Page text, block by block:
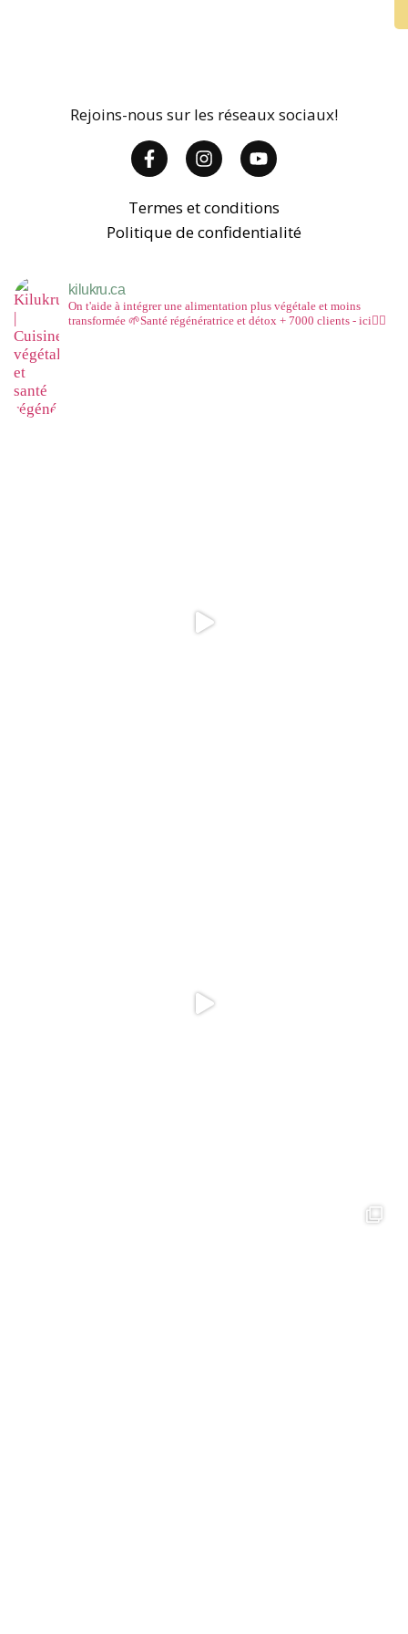
Rejoins-nous sur les réseaux sociaux!
Termes et conditions
Politique de confidentialité
kilukru.ca
On t'aide à intégrer une alimentation plus végétale et moins
transformée 🌱Santé régénératrice et détox + 7000 clients - ici👇🏻